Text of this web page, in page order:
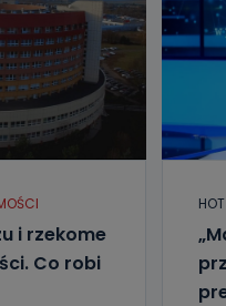
i rzekome
Co robi
HOT